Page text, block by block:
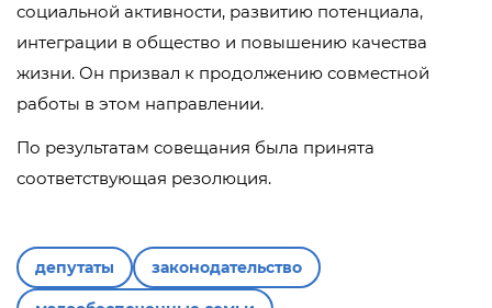
социальной активности, развитию потенциала,
интеграции в общество и повышению качества
жизни. Он призвал к продолжению совместной
работы в этом направлении.
По результатам совещания была принята
соответствующая резолюция.
депутаты законодательство